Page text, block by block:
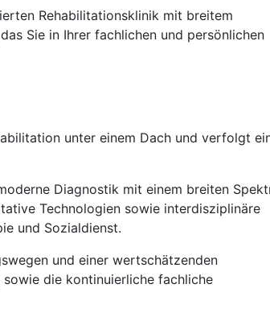
Rehabilitationsklinik mit breitem
Sie in Ihrer fachlichen und persönlichen
unter einem Dach und verfolgt
Diagnostik mit einem breiten
Technologien sowie interdisziplinäre
und Sozialdienst.
und einer wertschätzenden
die kontinuierliche fachliche